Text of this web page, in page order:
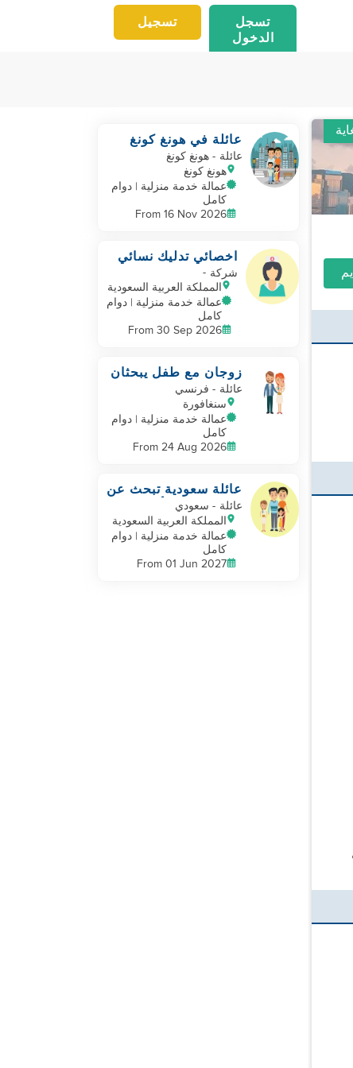
تسجيل
تسجل
الدخول
عائلة في هونغ كونغ
تبحث عن مساعد ثانٍ
للاعتناء بطفل صغير
عائلة - هونغ كونغ
هونغ كونغ
عمالة خدمة منزلية | دوام
كامل
From 16 Nov 2026
اخصائي تدليك نسائي
شركة -
المملكة العربية السعودية
عمالة خدمة منزلية | دوام
كامل
From 30 Sep 2026
زوجان مع طفل يبحثان
عن مساعد
عائلة - فرنسي
سنغافورة
عمالة خدمة منزلية | دوام
كامل
From 24 Aug 2026
عائلة سعودية تبحث عن
مربية، مربية أطفال
عائلة - سعودي
المملكة العربية السعودية
عمالة خدمة منزلية | دوام
كامل
From 01 Jun 2027